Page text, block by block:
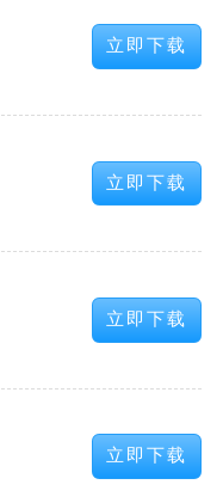
立即下载
立即下载
立即下载
立即下载